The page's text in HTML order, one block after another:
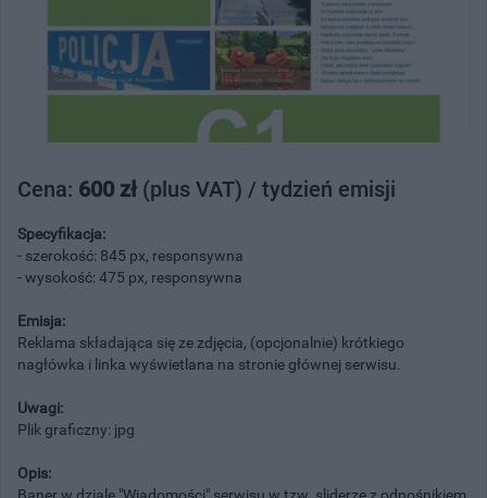
Cena: 600 zł (plus VAT) / tydzień emisji
Specyfikacja:
- szerokość: 845 px, responsywna
- wysokość: 475 px, responsywna
Emisja:
Reklama składająca się ze zdjęcia, (opcjonalnie) krótkiego
nagłówka i linka wyświetlana na stronie głównej serwisu.
Uwagi:
Plik graficzny: jpg
Opis:
Baner w dziale "Wiadomości" serwisu w tzw. sliderze z odnośnikiem